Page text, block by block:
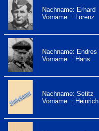
Nachname: Erhard
Vorname : Lorenz
Nachname: Endres
Vorname : Hans
Nachname: Setitz
Vorname : Heinrich